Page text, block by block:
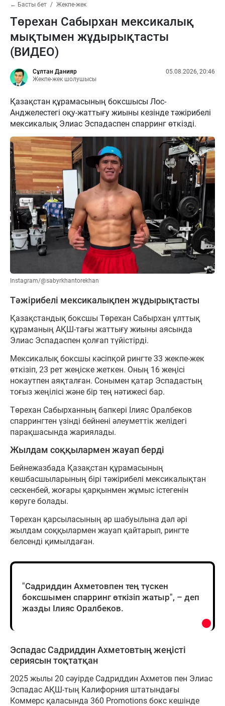
← Басты бет Жекпе-жек
Төрехан Сабырхан мексикалық
мықтымен жұдырықтасты
(ВИДЕО)
Сұлтан Данияр
Жекпе-жек шолушысы
05.08.2026, 20:46
Қазақстан құрамасының боксшысы Лос-
Анджелестегі оқу-жаттығу жиыны кезінде тәжірибелі
мексикалық Элиас Эспадаспен спарринг өткізді.
Instagram/@sabyrkhantorekhan
Тәжірибелі мексикалықпен жұдырықтасты
Қазақстандық боксшы Төрехан Сабырхан ұлттық
құраманың АҚШ-тағы жаттығу жиыны аясында
Элиас Эспадаспен қолғап түйістірді.
Мексикалық боксшы кәсіпқой рингте 33 жекпе-жек
өткізіп, 23 рет жеңіске жеткен. Оның 16 жеңісі
нокаутпен аяқталған. Сонымен қатар Эспадастың
тоғыз жеңілісі және бір тең нәтижесі бар.
Төрехан Сабырханның бапкері Ілияс Оралбеков
спаррингтен үзінді бейнені әлеуметтік желідегі
парақшасында жариялады.
Жылдам соққылармен жауап берді
Бейнежазбада Қазақстан құрамасының
көшбасшыларының бірі тәжірибелі мексикалықтан
сескенбей, жоғары қарқынмен жұмыс істегенін
көруге болады.
Төрехан қарсыласының әр шабуылына дәл әрі
жылдам соққылармен жауап қайтарып, рингте
белсенді қимылдаған.
"Садриддин Ахметовпен тең түскен
боксшымен спарринг өткізіп жатыр", – деп
жазды Ілияс Оралбеков.
Эспадас Садриддин Ахметовтың жеңісті
сериясын тоқтатқан
2025 жылы 20 сәуірде Садриддин Ахметов пен Элиас
Эспадас АҚШ-тың Калифорния штатындағы
Коммерс қаласында 360 Promotions бокс кешінде